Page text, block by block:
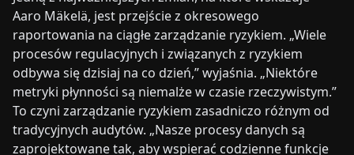
Aaro Mäkelä, jest przejście z okresowego
raportowania na ciągłe zarządzanie ryzykiem. „Wiele
procesów regulacyjnych i związanych z ryzykiem
odbywa się dzisiaj na co dzień,” wyjaśnia. „Niektóre
metryki płynności są niemalże w czasie rzeczywistym.”
To czyni zarządzanie ryzykiem zasadniczo różnym od
tradycyjnych audytów. „Nasze procesy danych są
zaprojektowane tak, aby wspierać codzienne funkcje